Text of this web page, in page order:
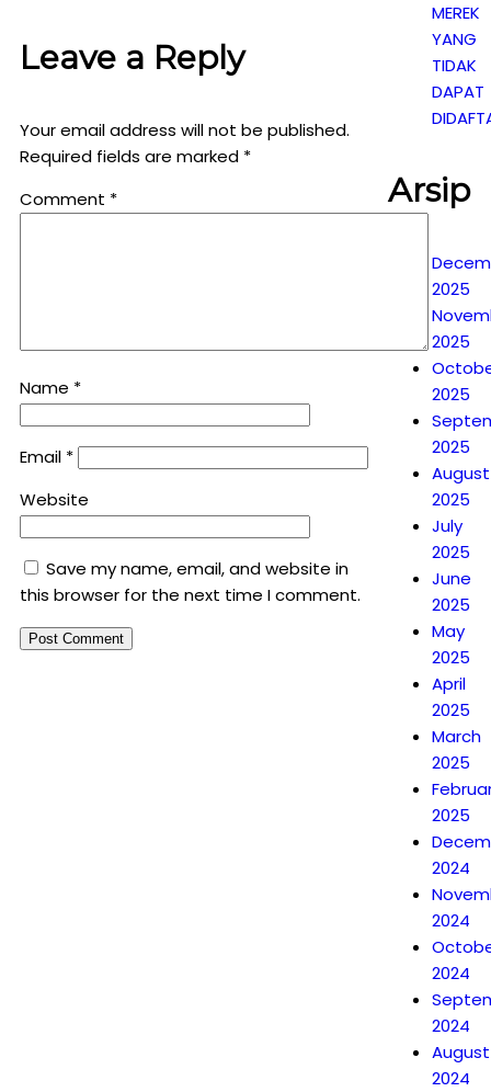
Leave a Reply
Your email address will not be published.
Required fields are marked *
Comment *
Name *
Email *
Website
Save my name, email, and website in
this browser for the next time I comment.
MEREK
YANG
TIDAK
DAPAT
Arsip
2025
2025
2025
2025
August
2025
July
2025
June
2025
May
2025
April
2025
March
2025
2025
2024
2024
2024
2024
August
2024